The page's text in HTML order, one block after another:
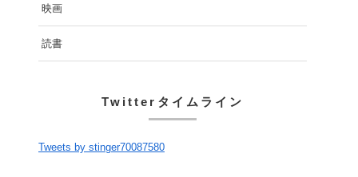
映画
読書
Twitterタイムライン
Tweets by stinger70087580